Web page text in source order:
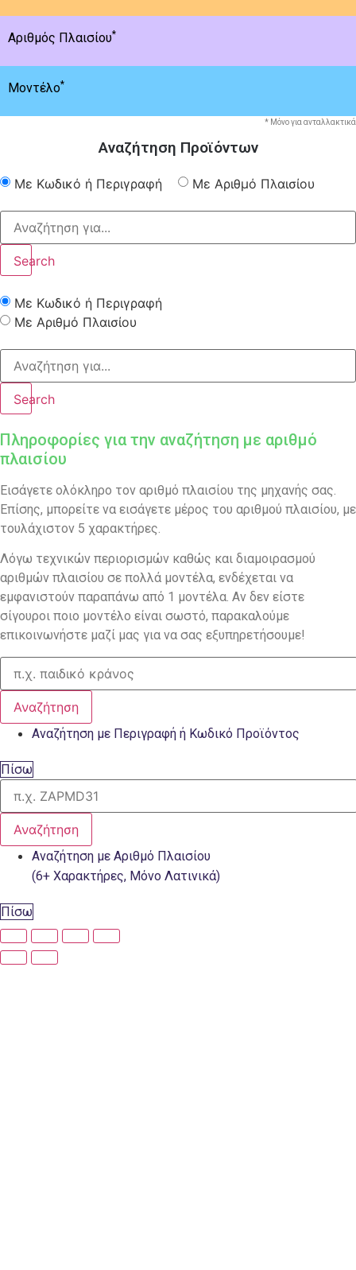
Αριθμός Πλαισίου*
Μοντέλο*
* Μόνο για ανταλλακτικά
Αναζήτηση Προϊόντων
Με Κωδικό ή Περιγραφή Με Αριθμό Πλαισίου
Search
Με Κωδικό ή Περιγραφή
Με Αριθμό Πλαισίου
Search
Πληροφορίες για την αναζήτηση με αριθμό
πλαισίου
Εισάγετε ολόκληρο τον αριθμό πλαισίου της μηχανής σας.
Επίσης, μπορείτε να εισάγετε μέρος του αριθμού πλαισίου, με
τουλάχιστον 5 χαρακτήρες.
Λόγω τεχνικών περιορισμών καθώς και διαμοιρασμού
αριθμών πλαισίου σε πολλά μοντέλα, ενδέχεται να
εμφανιστούν παραπάνω από 1 μοντέλα. Αν δεν είστε
σίγουροι ποιο μοντέλο είναι σωστό, παρακαλούμε
επικοινωνήστε μαζί μας για να σας εξυπηρετήσουμε!
Αναζήτηση
Αναζήτηση με Περιγραφή ή Κωδικό Προϊόντος
Πίσω
Αναζήτηση
Αναζήτηση με Αριθμό Πλαισίου
(6+ Χαρακτήρες, Μόνο Λατινικά)
Πίσω